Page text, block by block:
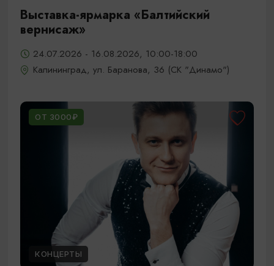
Выставка-ярмарка «Балтийский
вернисаж»
24.07.2026 - 16.08.2026, 10:00-18:00
Калининград, ул. Баранова, 36 (СК "Динамо")
ОТ 3000₽
КОНЦЕРТЫ